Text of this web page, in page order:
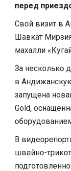
перед
Свой визит в
Шавкат
махалли
За несколько
в
запущена
Gold,
​В
швейно-